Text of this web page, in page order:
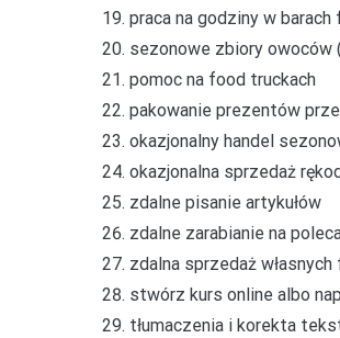
praca na godziny w
sezonowe zbiory owoców
pomoc na food truckach
pakowanie prezentów
okazjonalny handel
okazjonalna sprzedaż
zdalne pisanie artykułów
zdalne zarabianie na
zdalna sprzedaż
stwórz kurs online albo
tłumaczenia i korekta